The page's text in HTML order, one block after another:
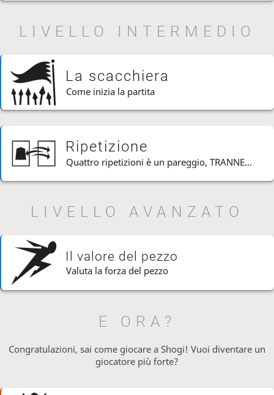
LIVELLO INTERMEDIO
La scacchiera
Come inizia la partita
Ripetizione
Quattro ripetizioni è un pareggio, TRANNE...
LIVELLO AVANZATO
Il valore del pezzo
Valuta la forza del pezzo
E ORA?
Congratulazioni, sai come giocare a Shogi! Vuoi diventare un
giocatore più forte?